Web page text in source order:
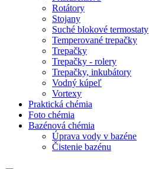
Rotátory
Stojany
Suché blokové termostaty
Temperované trepačky
Trepačky
Trepačky - rolery
Trepačky, inkubátory
Vodný kúpeľ
Vortexy
Praktická chémia
Foto chémia
Bazénová chémia
Úprava vody v bazéne
Čistenie bazénu